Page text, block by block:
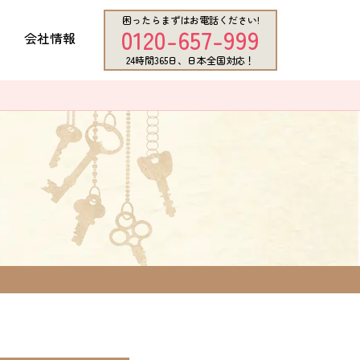
会社情報
困ったらまずはお電話ください!
0120-657-999
24時間365日、日本全国対応！